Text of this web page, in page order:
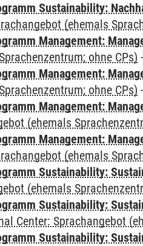
Sustainability:
(ehemals
Management:
ohne CPs) -
Management:
ohne CPs) -
Management:
(ehemals
Management:
(ehemals
Sustainability:
(ehemals
Sustainability:
Center: Sprachangebot
Sustainability: